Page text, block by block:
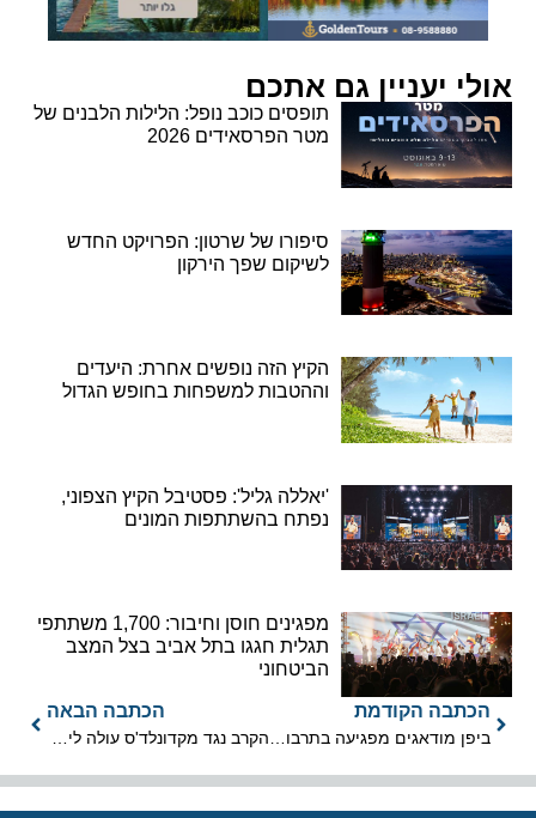
אולי יעניין גם אתכם
תופסים כוכב נופל: הלילות הלבנים של
מטר הפרסאידים 2026
סיפורו של שרטון: הפרויקט החדש
לשיקום שפך הירקון
הקיץ הזה נופשים אחרת: היעדים
וההטבות למשפחות בחופש הגדול
'יאללה גליל': פסטיבל הקיץ הצפוני,
נפתח בהשתתפות המונים
מפגינים חוסן וחיבור: 1,700 משתתפי
תגלית חגגו בתל אביב בצל המצב
הביטחוני
הכתבה הקודמת
ביפן מודאגים מפגיעה בתרבותם בעקבות תיירות-היתר
הכתבה הבאה
הקרב נגד מקדונלד'ס עולה לירושלים